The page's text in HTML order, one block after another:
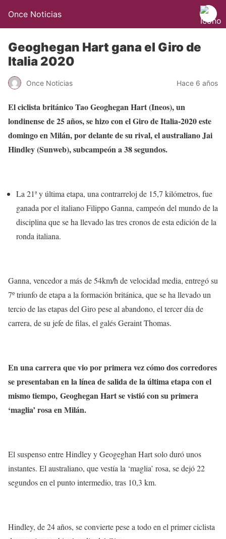
Once Noticias
Geoghegan Hart gana el Giro de
Italia 2020
Once Noticias Hace 6 años
El ciclista británico Tao Geoghegan Hart (Ineos), un
londinense de 25 años, se hizo con el Giro de Italia-2020 este
domingo en Milán, por delante de su rival, el australiano Jai
Hindley (Sunweb), subcampeón a 38 segundos.
La 21ª y última etapa, una contrarreloj de 15,7 kilómetros, fue
ganada por el italiano Filippo Ganna, campeón del mundo de la
disciplina que se ha llevado las tres cronos de esta edición de la
ronda italiana.
Ganna, vencedor a más de 54km/h de velocidad media, entregó su
7º triunfo de etapa a la formación británica, que se ha llevado un
tercio de las etapas del Giro pese al abandono, el tercer día de
carrera, de su jefe de filas, el galés Geraint Thomas.
En una carrera que vio por primera vez cómo dos corredores
se presentaban en la línea de salida de la última etapa con el
mismo tiempo, Geoghegan Hart se vistió con su primera
‘maglia’ rosa en Milán.
El suspenso entre Hindley y Geogeghan Hart solo duró unos
instantes. El australiano, que vestía la ‘maglia’ rosa, se dejó 22
segundos en el punto intermedio, tras 10,3 km.
Hindley, de 24 años, se convierte pese a todo en el primer ciclista